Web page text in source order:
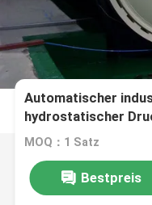
Automatischer
hydrostatischer
MOQ：1 Satz
Bestpreis